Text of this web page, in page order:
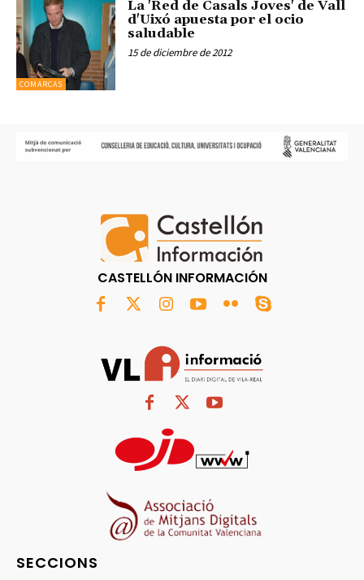
COMARCAS
La 'Red de Casals Joves' de Vall
d'Uixó apuesta por el ocio
saludable
15 de diciembre de 2012
CASTELLÓN INFORMACIÓN
SECCIONS